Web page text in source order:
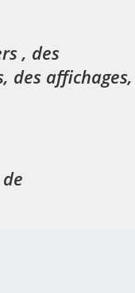
, des
des affichages,